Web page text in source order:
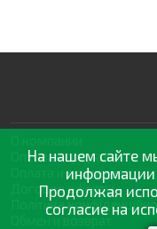
красной до
белой, красной,
темно-
Корнеплоды
длительного
Их используют для
борщей,
этого, еще
Оптовая продажа
Оплата и доставка
Договор оферты
Політика
Обмен и возврат
На нашем сайте
информации
Продолжая
согласие на